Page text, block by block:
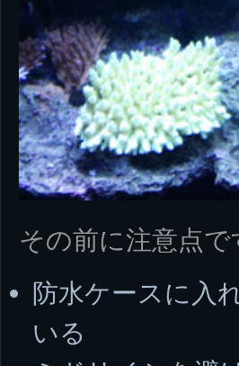
その前に注意点で
防水ケースに入
いる